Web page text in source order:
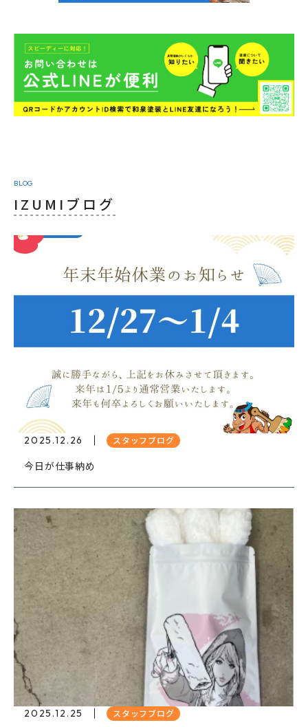
BLOG
IZUMIブログ
2025.12.26 スタッフブログ
今日が仕事納め
2025.12.25 スタッフブログ